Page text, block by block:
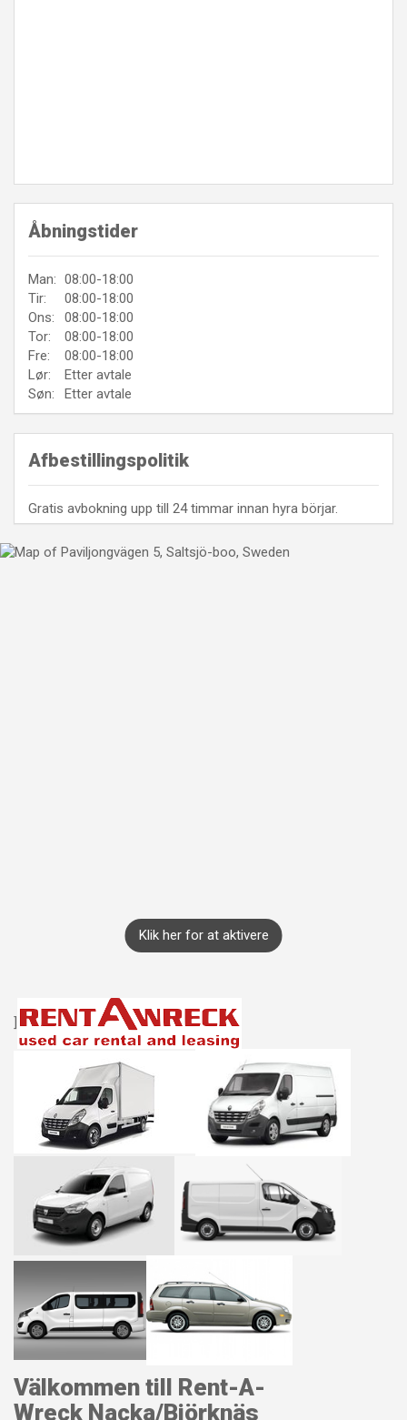
Afbestillingspolitik
Gratis avbokning upp till 24 timmar innan hyra börjar.
Åbningstider
Man: 08:00-18:00
Tir:
08:00-18:00
Ons:
08:00-18:00
Tor:
08:00-18:00
Fre:
08:00-18:00
Lør:
Etter avtale
Søn:
Etter avtale
Klik her for at aktivere
]
Välkommen till Rent-A-
Wreck Nacka/Björknäs